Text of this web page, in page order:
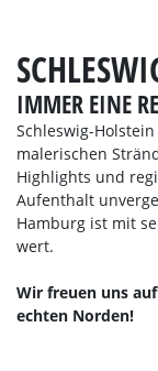
IMMER EINE
Schleswig-
malerischen
Highlights und
Aufenthalt
Hamburg ist mit
wert.
Wir freuen uns
echten Norden!